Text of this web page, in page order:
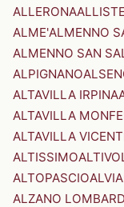
ALLERONAALLISTE
ALME'ALMENNO
ALMENNO SAN
ALPIGNANO
ALTAVILLA IRPINA
ALTAVILLA
ALTAVILLA
ALTISSIMO
ALTOPASCIO
ALZANO